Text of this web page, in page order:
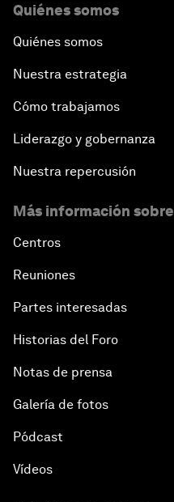
Quiénes somos
Quiénes somos
Nuestra estrategia
Cómo trabajamos
Liderazgo y gobernanza
Nuestra repercusión
Más información
Centros
Reuniones
Partes interesadas
Historias del Foro
Notas de prensa
Galería de fotos
Pódcast
Vídeos